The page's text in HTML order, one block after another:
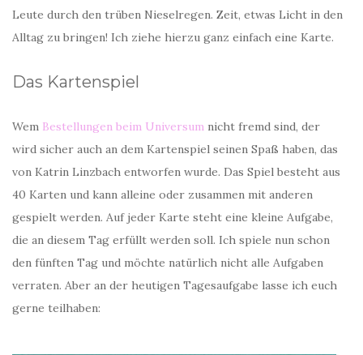
Leute durch den trüben Nieselregen. Zeit, etwas Licht in den
Alltag zu bringen! Ich ziehe hierzu ganz einfach eine Karte.
Das Kartenspiel
Wem Bestellungen beim Universum nicht fremd sind, der
wird sicher auch an dem Kartenspiel seinen Spaß haben, das
von Katrin Linzbach entworfen wurde. Das Spiel besteht aus
40 Karten und kann alleine oder zusammen mit anderen
gespielt werden. Auf jeder Karte steht eine kleine Aufgabe,
die an diesem Tag erfüllt werden soll. Ich spiele nun schon
den fünften Tag und möchte natürlich nicht alle Aufgaben
verraten. Aber an der heutigen Tagesaufgabe lasse ich euch
gerne teilhaben: